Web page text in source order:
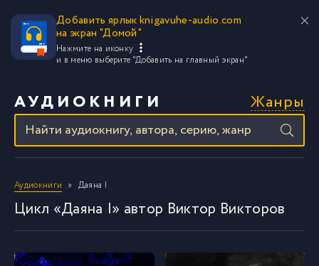
Добавить ярлык knigavuhe-audio.com
на экран "Домой"
Нажмите на иконку
и в меню выберите "Добавить на главный экран"
АУДИОКНИГИ Жанры
Аудиокниги Даяна I
Цикл «Даяна I» автор Виктор Викторов